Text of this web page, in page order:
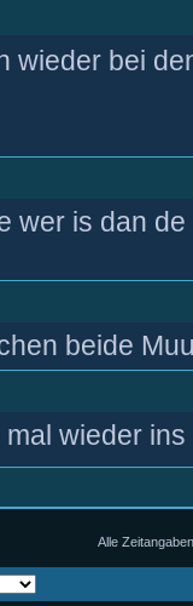
wieder bei
wer is dan
beide
mal wieder
Alle